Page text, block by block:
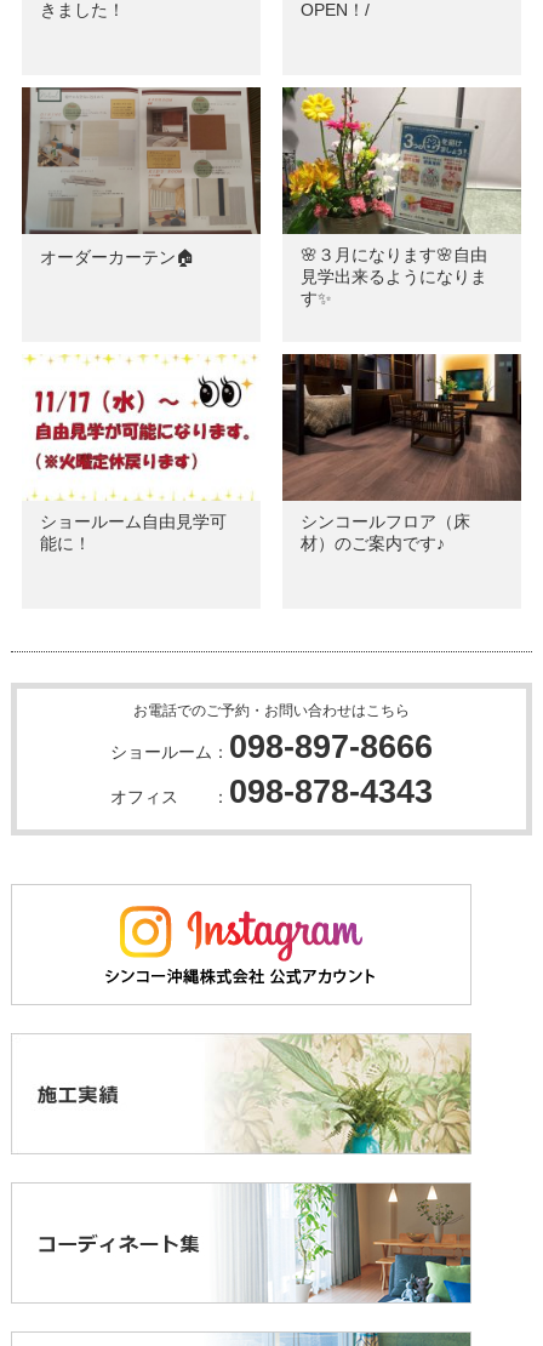
きました！
OPEN！/
オーダーカーテン🏠
🌸３月になります🌸自由
見学出来るようになりま
す✨
ショールーム自由見学可
能に！
シンコールフロア（床
材）のご案内です♪
お電話でのご予約・お問い合わせはこちら
ショールーム： 098-897-8666
オフィス ： 098-878-4343